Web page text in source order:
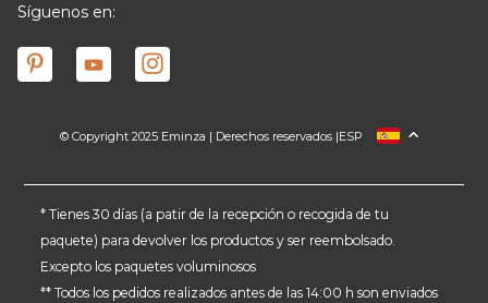
Síguenos en:
© Copyright 2025 Eminza | Derechos reservados |
FRANCIA
ALEMANIA
PAÍSES BAJOS
ESP
* Tienes 30 días (a patir de la recepción o recogida de tu
paquete) para devolver los productos y ser reembolsado.
Excepto los paquetes voluminosos
** Todos los pedidos realizados antes de las 14:00 h son enviados